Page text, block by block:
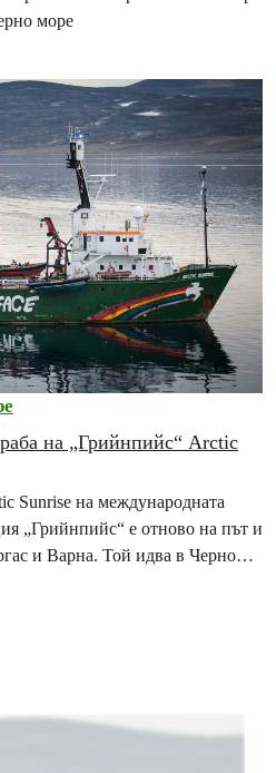
море
на „Грийнпийс“ Arctic
Sunrise на международната
„Грийнпийс“ е отново на път и
и Варна. Той идва в Черно